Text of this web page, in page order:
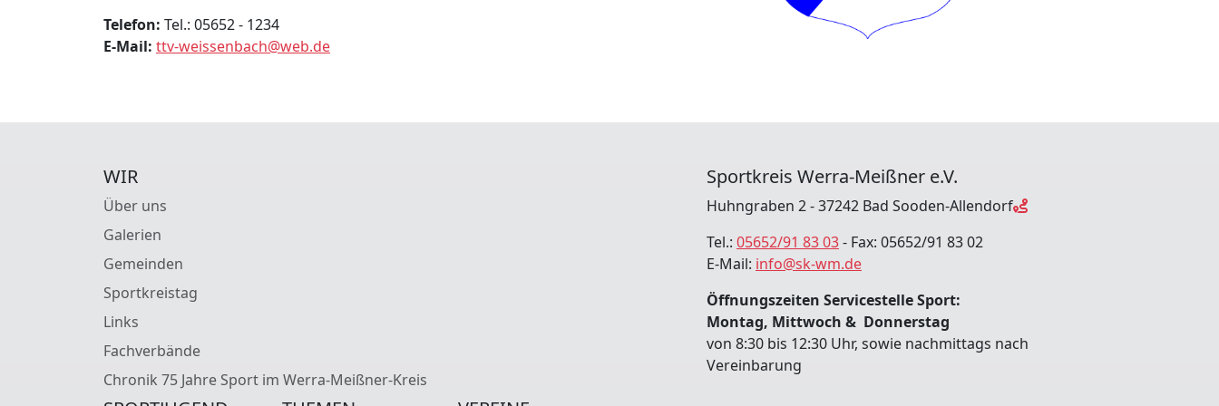
Telefon: Tel.: 05652 - 1234
E-Mail: ttv-weissenbach@web.de
WIR
Über uns
Galerien
Gemeinden
Sportkreistag
Links
Fachverbände
Chronik 75 Jahre Sport im Werra-Meißner-Kreis
Sportkreis Werra-Meißner e.V.
Huhngraben 2 - 37242 Bad Sooden-Allendorf
Tel.: 05652/91 83 03- Fax: 05652/91 83 02
E-Mail: info@sk-wm.de
Öffnungszeiten Servicestelle Sport:
Montag, Mittwoch & Donnerstag
von 8:30 bis 12:30 Uhr, sowie nachmittags nach
Vereinbarung